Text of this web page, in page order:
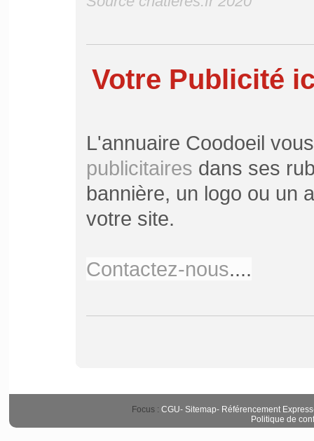
Votre Publicité
L'annuaire Coodoeil
publicitaires dans ses
bannière, un logo ou un
votre site.
Contactez-nous....
Focus : CGU- Sitemap- Référencement Express
Politique de